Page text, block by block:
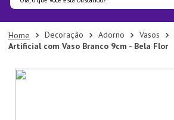
Decoração Adorno Vasos
Artificial com Vaso Branco 9cm - Bela Flor
Termos mais buscados
1º
Pratos
2º
Panelas